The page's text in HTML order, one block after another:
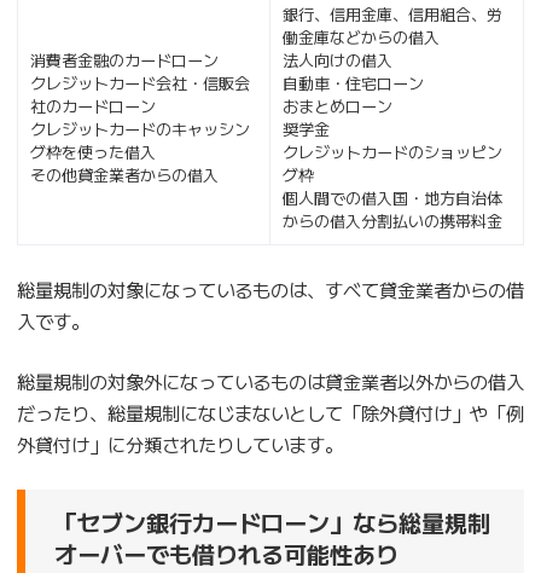
消費者金融のカードローン
クレジットカード会社・信販会
社のカードローン
クレジットカードのキャッシン
グ枠を使った借入
その他貸金業者からの借入
銀行、信用金庫、信用組合、労
働金庫などからの借入
法人向けの借入
自動車・住宅ローン
おまとめローン
奨学金
クレジットカードのショッピン
グ枠
個人間での借入国・地方自治体
からの借入分割払いの携帯料金
総量規制の対象になっているものは、すべて貸金業者からの借
入です。
総量規制の対象外になっているものは貸金業者以外からの借入
だったり、総量規制になじまないとして「除外貸付け」や「例
外貸付け」に分類されたりしています。
「セブン銀行カードローン」なら総量規制
オーバーでも借りれる可能性あり